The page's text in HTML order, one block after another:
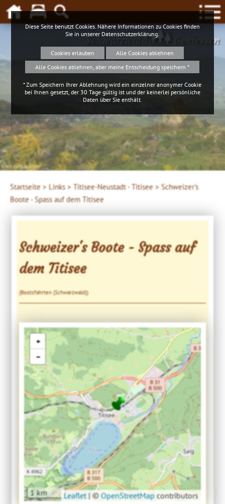
Schwarzwald Geniessen
Startseite > Links > Titisee-Neustadt - Titisee > Schweizer's
Boote - Spass auf dem Titisee
Schweizer's Boote - Spass auf
dem Titisee
(Bootsfahrten (Schwarzwald))
+
−
1 km Leaflet |©OpenStreetMapcontributors
Diese Seite benutzt Cookies. Nähere Informationen zu Cookies finden
Sie in unserer Datenschutzerklärung
Cookies erlauben
Alle Cookies ablehnen
Alle Cookies ablehnen, aber meine Entscheidung speichern *
* Zum Speichern Ihrer Ablehnung wird ein einzelner anonymer Cookie
bei Ihnen gesetzt, der 30 Tage gültig ist und der keinerlei persönliche
Daten über Sie enthält.